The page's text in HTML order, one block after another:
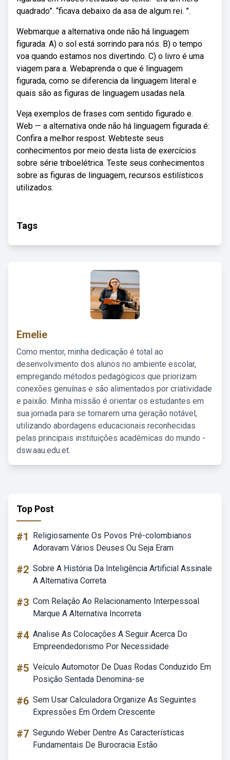
quadrado”. “ficava debaixo da asa de algum rei. ”.
Webmarque a alternativa onde não há linguagem
figurada: A) o sol está sorrindo para nós. B) o tempo
voa quando estamos nos divertindo. C) o livro é uma
viagem para a. Webaprenda o que é linguagem
figurada, como se diferencia da linguagem literal e
quais são as figuras de linguagem usadas nela.
Veja exemplos de frases com sentido figurado e.
Web — a alternativa onde não há linguagem figurada é:
Confira a melhor respost. Webteste seus
conhecimentos por meio desta lista de exercícios
sobre série triboelétrica. Teste seus conhecimentos
sobre as figuras de linguagem, recursos estilísticos
utilizados.
Tags
Emelie
Como mentor, minha dedicação é total ao
desenvolvimento dos alunos no ambiente escolar,
empregando métodos pedagógicos que priorizam
conexões genuínas e são alimentados por criatividade
e paixão. Minha missão é orientar os estudantes em
sua jornada para se tornarem uma geração notável,
utilizando abordagens educacionais reconhecidas
pelas principais instituições acadêmicas do mundo -
dsw.aau.edu.et.
Top Post
#1
Religiosamente Os Povos Pré-colombianos
Adoravam Vários Deuses Ou Seja Eram
#2 Sobre A História Da Inteligência Artificial Assinale
A Alternativa Correta
#3 Com Relação Ao Relacionamento Interpessoal
Marque A Alternativa Incorreta
#4 Analise As Colocações A Seguir Acerca Do
Empreendedorismo Por Necessidade
#5 Veículo Automotor De Duas Rodas Conduzido Em
Posição Sentada Denomina-se
#6 Sem Usar Calculadora Organize As Seguintes
Expressões Em Ordem Crescente
#7 Segundo Weber Dentre As Características
Fundamentais De Burocracia Estão